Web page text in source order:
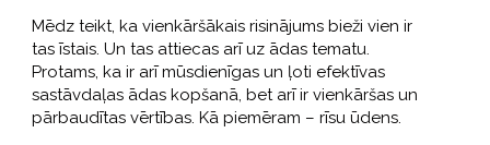
Mēdz teikt, ka vienkāršākais risinājums bieži vien ir
tas īstais. Un tas attiecas arī uz ādas tematu.
Protams, ka ir arī mūsdienīgas un ļoti efektīvas
sastāvdaļas ādas kopšanā, bet arī ir vienkāršas un
pārbaudītas vērtības. Kā piemēram – rīsu ūdens.